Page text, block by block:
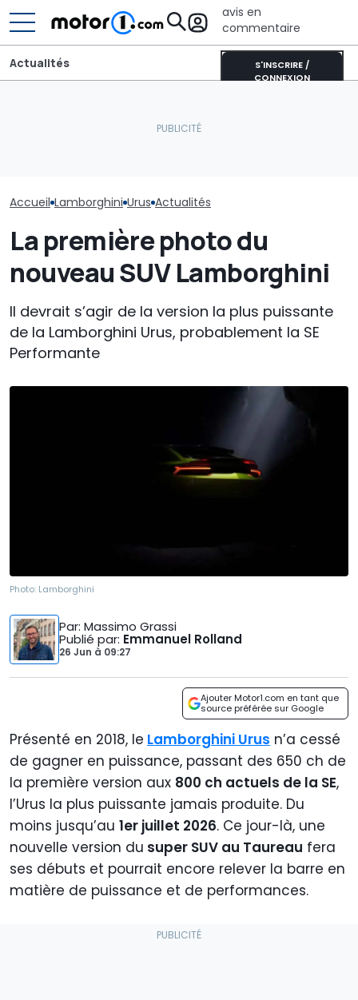
avis en
commentaire
S'INSCRIRE /
CONNEXION
Actualités
Accueil Lamborghini Urus Actualités
La première photo du
nouveau SUV Lamborghini
Il devrait s’agir de la version la plus puissante
de la Lamborghini Urus, probablement la SE
Performante
Photo: Lamborghini
Par: Massimo Grassi
Publié par: Emmanuel Rolland
26 Jun à 09:27
Ajouter Motor1.com en tant que
source préférée sur Google
Présenté en 2018, le Lamborghini Urus n’a cessé
de gagner en puissance, passant des 650 ch de
la première version aux 800 ch actuels de la SE,
l’Urus la plus puissante jamais produite. Du
moins jusqu’au 1er juillet 2026. Ce jour-là, une
nouvelle version du super SUV au Taureau fera
ses débuts et pourrait encore relever la barre en
matière de puissance et de performances.